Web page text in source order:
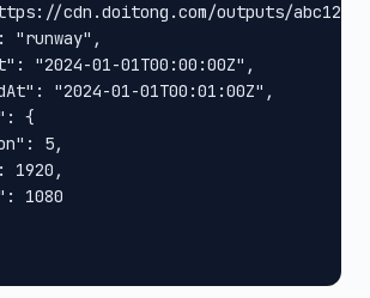
cdn.doitong.com/outputs/
"runway",
"2024-01-01T00:00:00Z",
"2024-01-01T00:01:00Z",
{
5,
1920,
1080